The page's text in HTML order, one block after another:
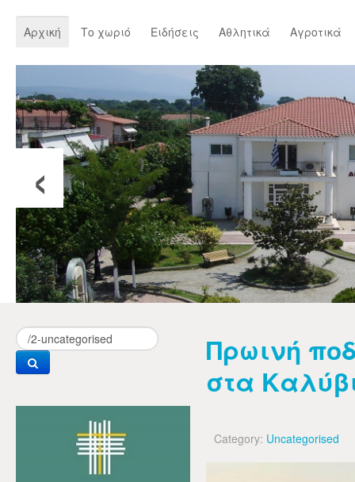
Αρχική Το χωριό Ειδήσεις Αθλητικά Αγροτικά
‹
Πρωινή
στα
Category: Uncategorised